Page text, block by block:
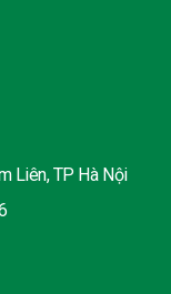
Liên, TP Hà Nội